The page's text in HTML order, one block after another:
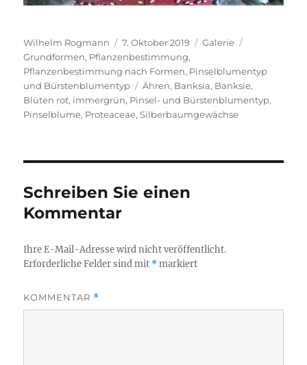
Autor
Wilhelm Rogmann
Veröffentlicht
am
7. Oktober 2019 Format
Galerie
Grundformen, Pflanzenbestimmung,
Pflanzenbestimmung nach Formen, Pinselblumentyp
und Bürstenblumentyp
Schlagwörter
Ähren, Banksia, Banksie,
Blüten rot, immergrün, Pinsel- und Bürstenblumentyp,
Pinselblume, Proteaceae,Silberbaumgewächse
Schreiben Sie einen
Kommentar
Ihre E-Mail-Adresse wird nicht veröffentlicht.
Erforderliche Felder sind mit *markiert
KOMMENTAR *